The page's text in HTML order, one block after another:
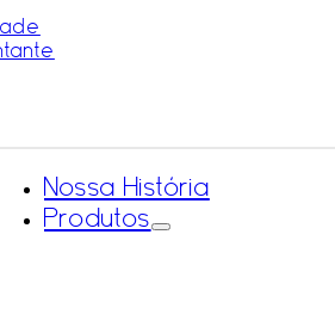
Nossa História
Produtos